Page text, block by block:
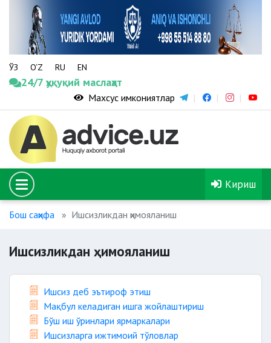
ЎЗ O‘Z RU EN
24/7 ҳуқуқий маслаҳат
Махсус имкониятлар
Кириш
Бош саҳифа Ишсизликдан ҳимояланиш
Ишсизликдан ҳимояланиш
Ишсиз деб эътироф этиш
Мақбул келадиган ишга жойлаштириш
Бўш иш ўринлари ярмаркалари
Ишсизларга ижтимоий тўловлар